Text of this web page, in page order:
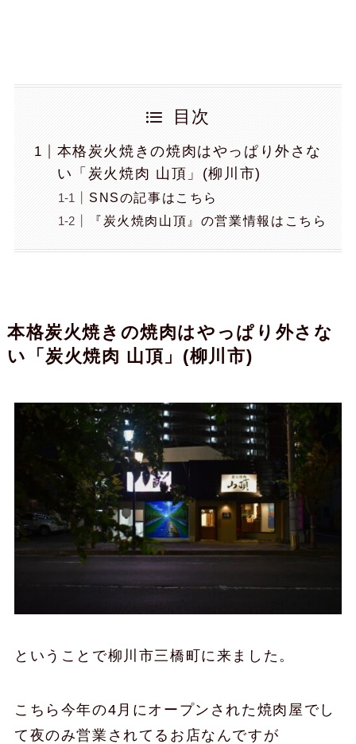
目次
本格炭火焼きの焼肉はやっぱり外さな
い「炭火焼肉 山頂」(柳川市)
SNSの記事はこちら
『炭火焼肉山頂』の営業情報はこちら
本格炭火焼きの焼肉はやっぱり外さな
い「炭火焼肉 山頂」(柳川市)
ということで柳川市三橋町に来ました。
こちら今年の4月にオープンされた焼肉屋でし
て夜のみ営業されてるお店なんですが